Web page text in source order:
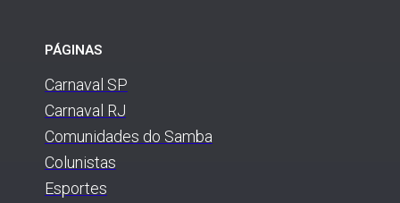
PÁGINAS
Carnaval SP
Carnaval RJ
Comunidades do Samba
Colunistas
Esportes